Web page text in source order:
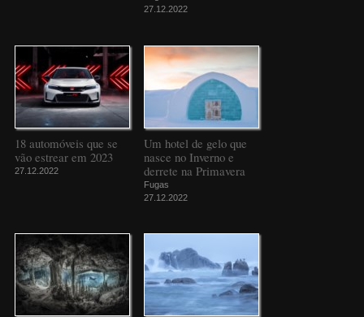
27.12.2022
18 automóveis que se
vão estrear em 2023
27.12.2022
Um hotel de gelo que
nasce no Inverno e
derrete na Primavera
Fugas
27.12.2022